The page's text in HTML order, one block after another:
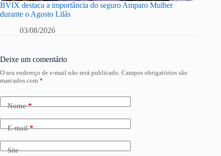
BVIX destaca a importância do seguro Amparo Mulher
durante o Agosto Lilás
03/08/2026
Deixe um comentário
O seu endereço de e-mail não será publicado. Campos obrigatórios são
marcados com *
Nome*
E-mail*
Site